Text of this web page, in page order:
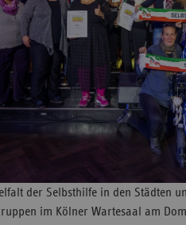
der Selbsthilfe in den Städten
im Kölner Wartesaal am